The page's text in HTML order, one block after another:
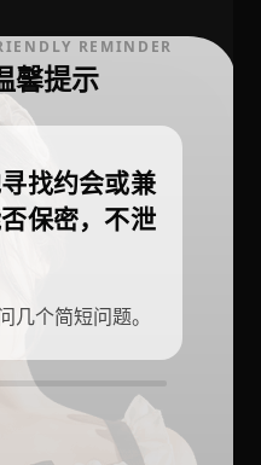
REMINDER
馨提示
找约会或兼
保密，不泄
几个简短问题。